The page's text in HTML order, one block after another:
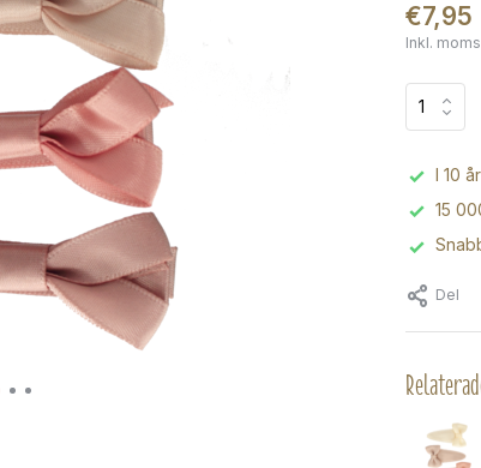
€7,95
Inkl. moms
I 10
15
Del